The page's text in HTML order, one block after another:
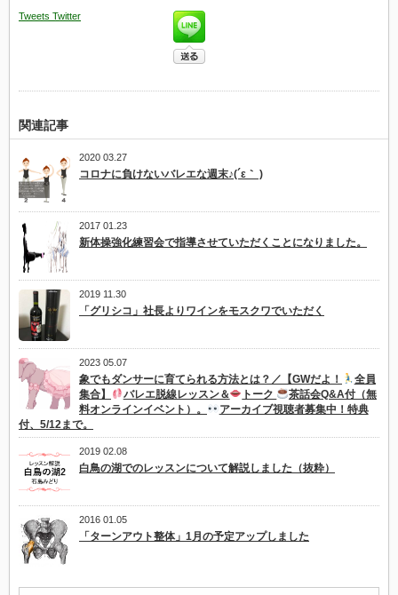
ニ
ン
グ
が
の
は
Tweets Twitter
関連記事
2020 03.27
コロナに負けないバレエな週末♪(´ε｀ )
2017 01.23
新体操強化練習会で指導させていただくことになりました。
2019 11.30
「グリシコ」社長よりワインをモスクワでいただく
2023 05.07
象でもダンサーに育てられる方法とは？／【GWだよ！
全員
集合】
バレエ脱線レッスン＆ トーク
茶話会Q&A付（無
料オンラインイベント）。
アーカイブ視聴者募集中！特典
付、5/12まで。
2019 02.08
白鳥の湖でのレッスンについて解説しました（抜粋）
2016 01.05
「ターンアウト整体」1月の予定アップしました